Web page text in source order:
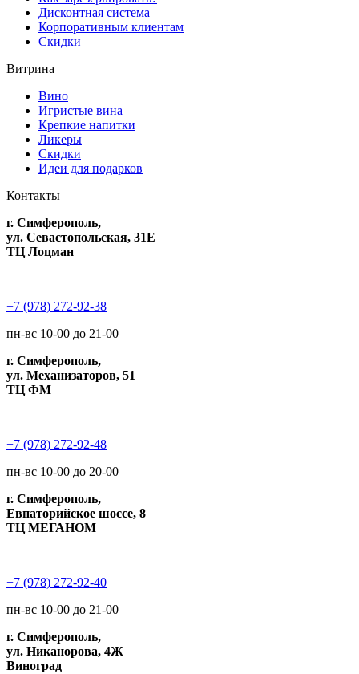
Дисконтная система
Корпоративным клиентам
Скидки
Витрина
Вино
Игристые вина
Крепкие напитки
Ликеры
Скидки
Идеи для подарков
Контакты
г. Симферополь,
ул. Севастопольская, 31Е
ТЦ Лоцман
+7 (978) 272-92-38
пн-вс 10-00 до 21-00
г. Симферополь,
ул. Механизаторов, 51
ТЦ ФМ
+7 (978) 272-92-48
пн-вс 10-00 до 20-00
г. Симферополь,
Евпаторийское шоссе, 8
ТЦ МЕГАНОМ
+7 (978) 272-92-40
пн-вс 10-00 до 21-00
г. Симферополь,
ул. Никанорова, 4Ж
Виноград